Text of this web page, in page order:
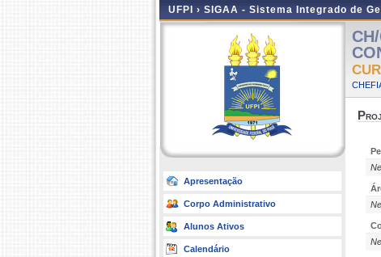
UFPI › SIGAA - Sistema Integrado de
Apresentação
Corpo Administrativo
Alunos Ativos
Calendário